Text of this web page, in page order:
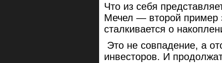
Что из себя
Мечел — второй пример
сталкивается о
Это не совпадение, а
инвесторов. И